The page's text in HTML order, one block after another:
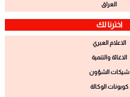
العراق
اخترنا لك
الاعلام العبري
الاغاثة والتنمية
شيكات الشؤون
كوبونات الوكالة